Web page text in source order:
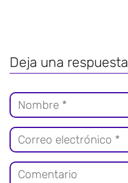
Deja una respuesta